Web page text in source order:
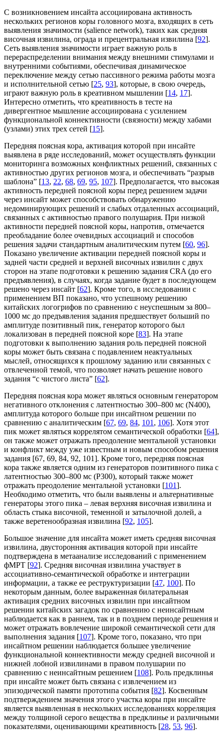
С возникновением инсайта ассоциирована активность
нескольких регионов коры головного мозга, входящих в сеть
выявления значимости (salience network), таких как средняя
височная извилина, ограда и прецентральная извилина [92].
Сеть выявления значимости играет важную роль в
перераспределении внимания между внешними стимулами и
внутренними событиями, обеспечивая динамическое
переключение между сетью пассивного режима работы мозга
и исполнительной сетью [25, 93], которые, в свою очередь,
играют важную роль в креативном мышлении [14, 17].
Интересно отметить, что креативность в тесте на
дивергентное мышление ассоциирована с усилением
функциональной коннективности (связности) между хабами
(узлами) этих трех сетей [15].
Передняя поясная кора, активация которой при инсайте
выявлена в ряде исследований, может осуществлять функции
мониторинга возможных конфликтных решений, связанных с
активностью других регионов мозга, и обеспечивать “разрыв
шаблона” [13, 22, 68, 69, 95, 107]. Предполагается, что высокая
активность передней поясной коры перед решением задачи
через инсайт может способствовать обнаружению
недоминирующих решений и слабых отдаленных ассоциаций,
связанных с активностью правого полушария. При низкой
активности передней поясной коры, напротив, отмечается
преобладание более очевидных ассоциаций и способов
решения задачи стандартным аналитическим путем [60, 96].
Показано увеличение активации передней поясной коры и
задней части средней и верхней височных извилин с двух
сторон на этапе подготовки к решению задания CRA (до его
предъявления), в случаях, когда задание будет в последующем
решено через инсайт [62]. Кроме того, в исследовании с
применением ВП показано, что успешному решению
китайских логогрифов по сравнению с неуспешным за 800–
1000 мс до предъявления задания предшествует больший по
амплитуде позитивный пик, генератор которого был
локализован в передней поясной коре [83]. На этапе
подготовки к выполнению задания роль передней поясной
коры может быть связана с подавлением неактуальных
мыслей, относящихся к прошлому заданию или связанных с
отвлеченной темой, что позволяет начать решение нового
задания “с чистого листа” [62].
Передняя поясная кора может являться основным генератором
негативного отклонения с латентностью 300–800 мс (N400),
амплитуда которого больше при инсайтном решении по
сравнению с аналитическим [67, 69, 84, 101 , 106]. Хотя этот
пик может являться коррелятом семантической обработки [64],
он также может отражать преодоление ментальной установки
и конфликт между уже известным и новым способом решения
задания [67, 69, 84, 92, 101]. Кроме того, передняя поясная
кора также является одним из генераторов позитивного пика с
латентностью 300–800 мс (P300), который также может
отражать преодоление ментальной установки [101].
Необходимо отметить, что были выявлены и альтернативные
генераторы этого пика – левая верхняя височная извилина и
область стыка височной, теменной и затылочной долей, а
также веретенообразная извилина [92, 105].
Большое значение для инсайта может иметь средняя височная
извилина, двусторонняя активация которой при инсайте
подтверждена в метаанализе исследований с применением
фМРТ [92]. Средняя височная извилина участвует в
ассоциативно-семантической обработке и интеграции
информации, а также ее реструктуризации [47, 100]. По
некоторым данным, более выраженная билатеральная
активация средних височных извилин при инсайтном
решении китайских загадок по сравнению с неинсайтным
наблюдается как в раннем, так и в позднем периоде решения и
может отражать вовлечение широкой семантической сети для
выполнения задания [107]. Кроме того, показано, что при
инсайтном решении наблюдается большее увеличение
функциональной коннективности между средней височной и
нижней лобной извилинами в правом полушарии по
сравнению с неинсайтным решением [108]. Роль предклинья
при инсайте может быть связана с извлечением из
эпизодической памяти прототипа события [82]. Косвенным
подтверждением значения этого участка коры при инсайте
является выявленная в нескольких исследованиях корреляция
между толщиной серого вещества в предклинье и различными
показателями, оценивающими креативность [28, 53, 96].